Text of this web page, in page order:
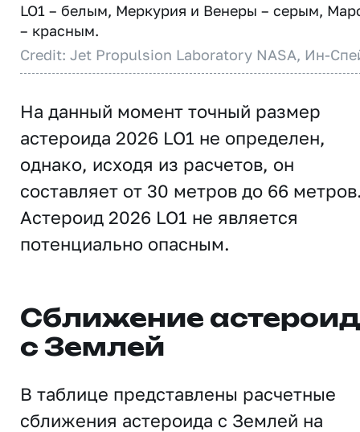
LO1 – белым, Меркурия и Венеры – серым,
– красным.
Credit: Jet Propulsion Laboratory NASA, Ин-
На данный момент точный размер
астероида 2026 LO1 не определен,
однако, исходя из расчетов, он
составляет от 30 метров до 66
Астероид 2026 LO1 не является
потенциально опасным.
Сближение
с Землей
В таблице представлены расчетные
сближения астероида с Землей на